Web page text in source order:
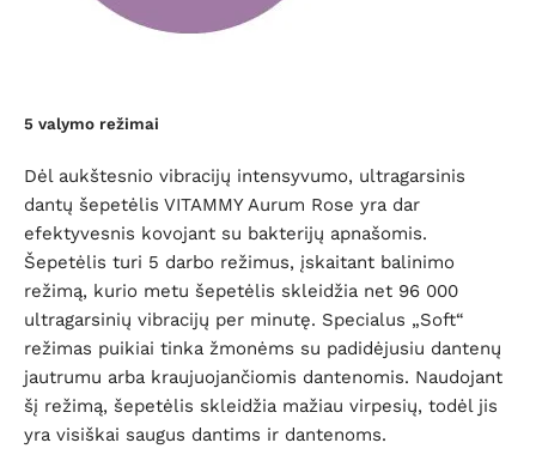
5 valymo režimai
Dėl aukštesnio vibracijų intensyvumo, ultragarsinis
dantų šepetėlis VITAMMY Aurum Rose yra dar
efektyvesnis kovojant su bakterijų apnašomis.
Šepetėlis turi 5 darbo režimus, įskaitant balinimo
režimą, kurio metu šepetėlis skleidžia net 96 000
ultragarsinių vibracijų per minutę. Specialus „Soft“
režimas puikiai tinka žmonėms su padidėjusiu dantenų
jautrumu arba kraujuojančiomis dantenomis. Naudojant
šį režimą, šepetėlis skleidžia mažiau virpesių, todėl jis
yra visiškai saugus dantims ir dantenoms.